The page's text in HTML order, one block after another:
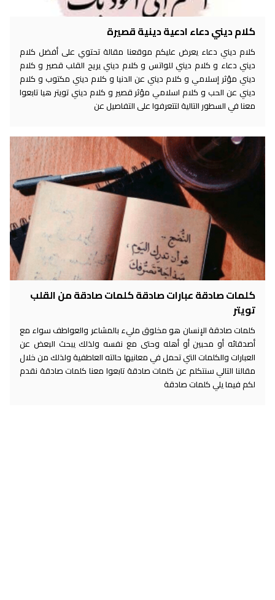
كلام ديني دعاء ادعية دينية قصيرة
كلام ديني دعاء يعرض عليكم موقعنا مقالة تحتوي على أفضل كلام
ديني دعاء و كلام ديني للواتس و كلام ديني يريح القلب قصير و كلام
ديني مؤثر إسلامي و كلام ديني عن الدنيا و كلام ديني مكتوب و كلام
ديني عن الحب و كلام اسلامي مؤثر قصير و كلام ديني تويتر هيا تابعوا
معنا في السطور التالية لتتعرفوا على التفاصيل عن
كلمات صادقة عبارات صادقة كلمات صادقة من القلب
تويتر
كلمات صادقة الإنسان هو مخلوق مليء بالمشاعر والعواطف سواء مع
أصدقائه أو محبين أو أهله وحتى مع نفسه ولذلك يبحث البعض عن
العبارات والكلمات التي تحمل في معانيها حالته العاطفية ولذلك من خلال
مقالنا التالي سنتكلم عن كلمات صادقة تابعوا معنا كلمات صادقة نقدم
لكم فيما يلي كلمات صادقة